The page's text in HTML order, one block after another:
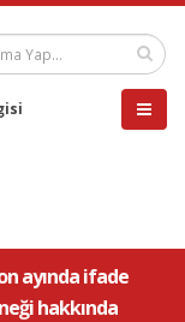
ayında ifade
hakkında